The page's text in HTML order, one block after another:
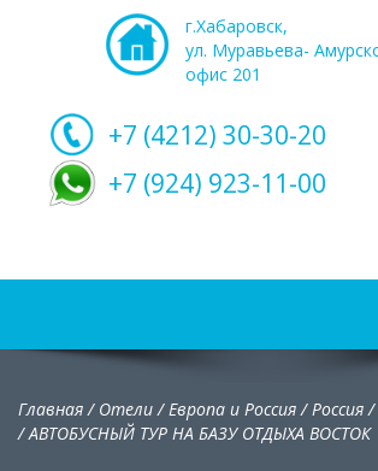
г.Хабаровск,
ул. Муравьева-
офис 201
+7 (4212) 30-30-20
+7 (924) 923-11-00
Главная/ Отели/Европа и Россия/Россия/
/АВТОБУСНЫЙ ТУР НА БАЗУ ОТДЫХА ВОСТОК